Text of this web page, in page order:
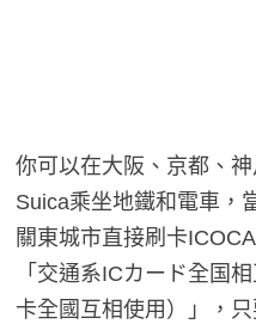
你可以在大阪、京都、
Suica乘坐地鐵和電車，
關東城市直接刷卡
「交通系ICカード全国
卡全國互相使用）」，